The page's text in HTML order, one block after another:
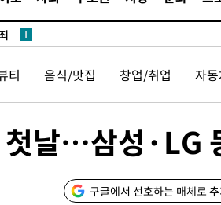
티 음식/맛집 창업/취업 자
날…삼성·LG
구글에서 선호하는 매체로